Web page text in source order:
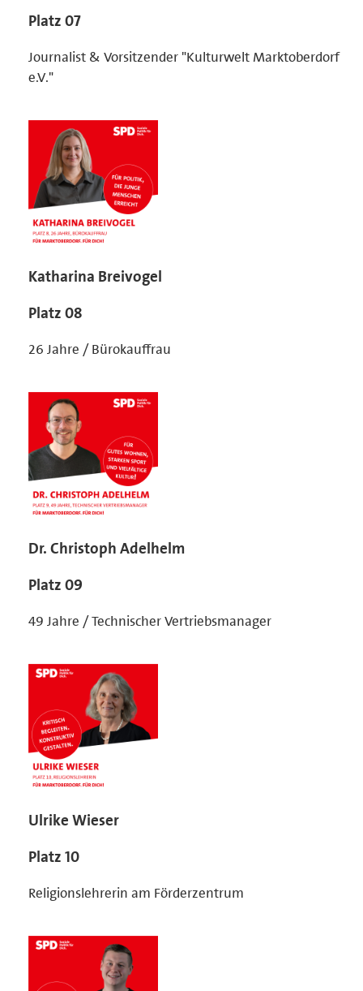
Platz 07
Journalist & Vorsitzender "Kulturwelt Marktoberdorf
e.V."
Katharina Breivogel
Platz 08
26 Jahre / Bürokauffrau
Dr. Christoph Adelhelm
Platz 09
49 Jahre / Technischer Vertriebsmanager
Ulrike Wieser
Platz 10
Religionslehrerin am Förderzentrum